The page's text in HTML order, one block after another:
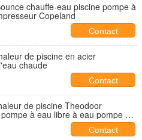
chauffe-eau piscine pompe à
Copeland
Contact
de piscine en acier
chaude
Contact
de piscine Theodoor
à eau libre à eau pompe à
Contact